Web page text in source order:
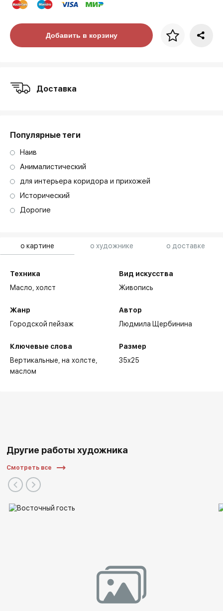
о картине о художнике о доставке
Техника
Масло,холст
Жанр
Городской пейзаж
Ключевые слова
Вертикальные на холсте
маслом
Вид искусства
Живопись
Автор
Людмила Щербинина
Размер
35x25
Цена за багетДобавить в корзину
Доставка
Популярные теги
Наив
Анималистический
для интерьера коридора и прихожей
Исторический
Дорогие
Другие работы художника
Смотреть все